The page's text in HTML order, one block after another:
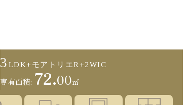
3 LDK+モアトリエR+2WIC
専有面積: 72.00㎡